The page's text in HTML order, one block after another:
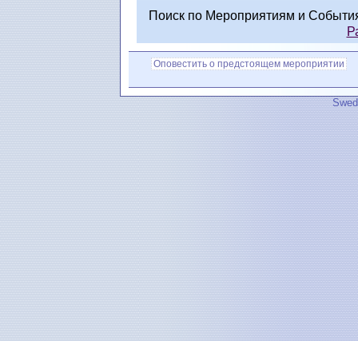
Поиск по Мероприятиям и
Оповестить о предстоящем мероприятии